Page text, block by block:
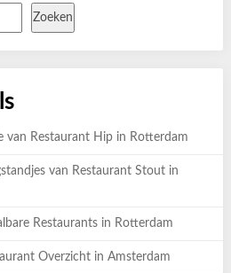
Zoeken
van Restaurant Hip in Rotterdam
van Restaurant Stout in
Restaurants in Rotterdam
Overzicht in Amsterdam